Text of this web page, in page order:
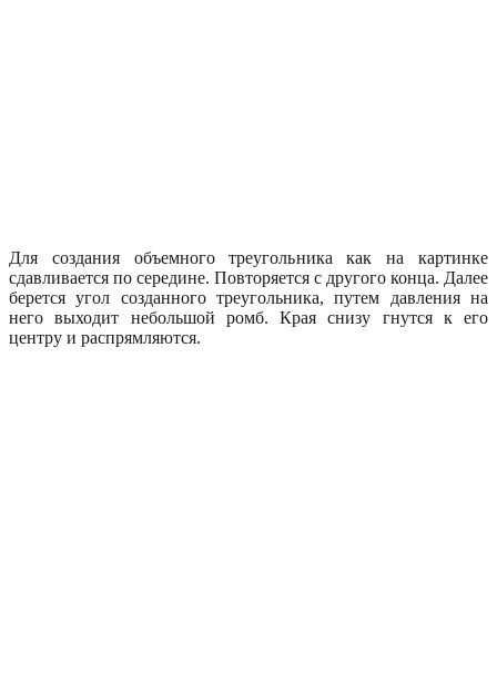
Для создания объемного треугольника как на картинке
сдавливается по середине. Повторяется с другого конца. Далее
берется угол созданного треугольника, путем давления на
него выходит небольшой ромб. Края снизу гнутся к его
центру и распрямляются.